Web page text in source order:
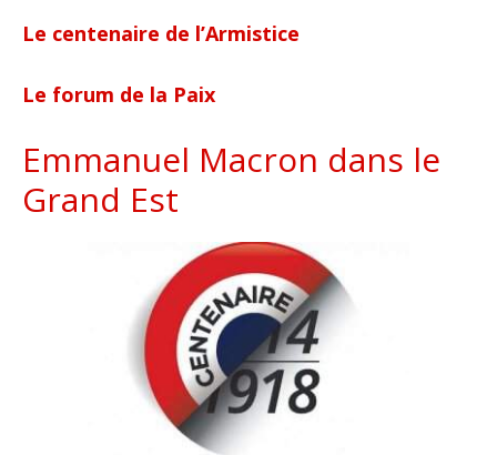
Le centenaire de l’Armistice
Le forum de la Paix
Emmanuel Macron dans le
Grand Est